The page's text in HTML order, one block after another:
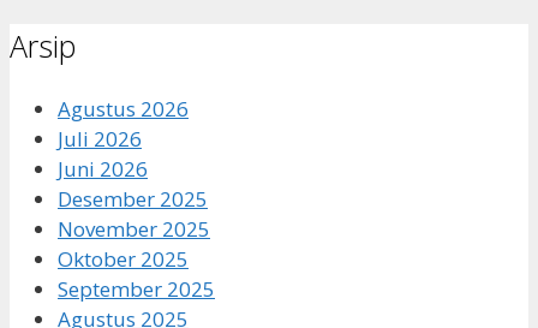
Arsip
Agustus 2026
Juli 2026
Juni 2026
Desember 2025
November 2025
Oktober 2025
September 2025
Agustus 2025